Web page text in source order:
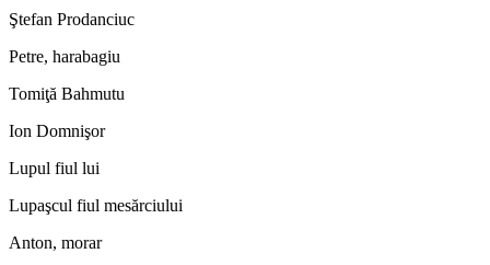
Ştefan Prodanciuc
Petre, harabagiu
Tomiţă Bahmutu
Ion Domnişor
Lupul fiul lui
Lupaşcul fiul mesărciului
Anton, morar